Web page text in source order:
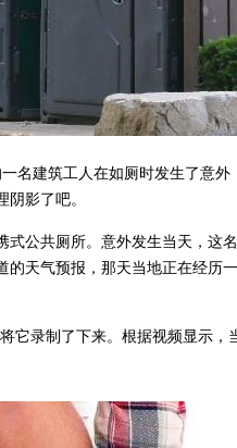
名建筑工人在如厕时发生了意外
影了吧。
式公共厕所。意外发生当天，这
的天气预报，那天当地正在经历
它录制了下来。根据视频显示，